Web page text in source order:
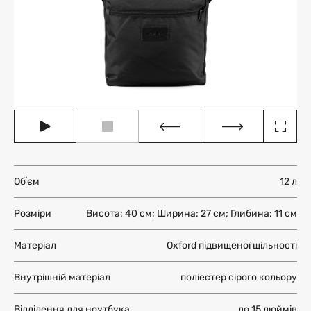
Обʼєм 12 л
Розміри Висота: 40 см; Ширина: 27 см; Глибина: 11 см
Матеріал Oxford підвищеної щільності
Внутрішній матеріал поліестер сірого кольору